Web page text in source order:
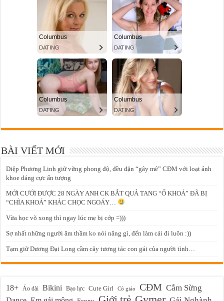
BÀI VIẾT MỚI
Diệp Phương Linh giữ vững phong độ, đều đặn “gây mê” CĐM với loạt ảnh
khoe dáng cực ấn tượng
MỚI CƯỚI ĐƯỢC 28 NGÀY ANH CK BẮT QUẢ TANG “Ổ KHOÁ” ĐÃ BỊ
“CHÌA KHOÁ” KHÁC CHỌC NGOÁY…
Vừa học võ xong thì ngay lúc mẹ bị cớp =)))
Sợ nhất những người âm thầm ko nói năng gì, đến làm cái đi luôn :))
Tạm giữ Dương Đại Long cầm cây tương tác con gái của người tình…
18+ Áo dài Bikini Bạo lực Cute Girl Cô giáo CĐM Cắm Sừng